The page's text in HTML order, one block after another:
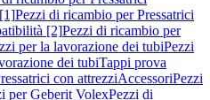
Pezzi di ricambio per Pressatrici
[2]Pezzi di ricambio per
per la lavorazione dei tubiPezzi
dei tubiTappi prova
con attrezziAccessoriPezzi
per Geberit VolexPezzi di